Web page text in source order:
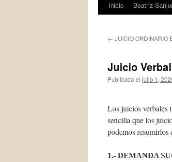
Saltar
contenido
Inicio Beatriz
← JUICIO ORDINARIO
Juicio
Publicada el julio 1,
Los juicios verbales
sencilla que los
podemos resumirlos
1.- DEMANDA